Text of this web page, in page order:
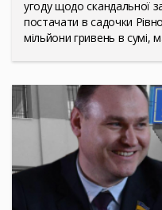
угоду щодо скандальної
постачати в садочки
мільйони гривень в сумі,